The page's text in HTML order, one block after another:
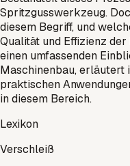
Spritzgusswerkzeug.
diesem Begriff, und
Qualität und Effizienz
einen umfassenden
Maschinenbau, erläutert
praktischen
in diesem Bereich.
Lexikon
Verschleiß